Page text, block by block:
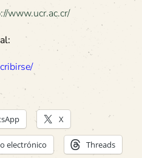
www.ucr.ac.cr/
X
electrónico Threads